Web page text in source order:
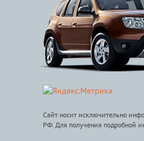
Сайт носит исключительно
РФ. Для получения подробной